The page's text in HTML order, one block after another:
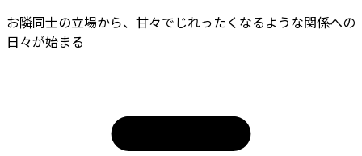
お隣同士の立場から、甘々でじれったくなるような関係への
日々が始まる――